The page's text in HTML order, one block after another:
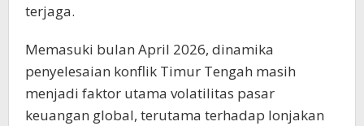
terjaga.
Memasuki bulan April 2026, dinamika
penyelesaian konflik Timur Tengah masih
menjadi faktor utama volatilitas pasar
keuangan global, terutama terhadap lonjakan